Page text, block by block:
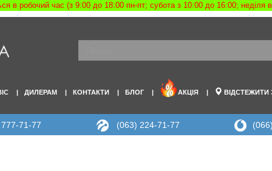
в робочий час (з 9:00 до 18:00 пн-пт; субота з 10:00 до 16:00;
ДИЛЕРАМ КОНТАКТИ БЛОГ АКЦІЯ
71-77 (063) 224-71-77